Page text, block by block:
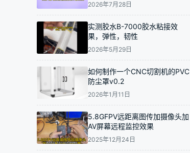
2026年7月28日
实测胶水B-7000胶水粘接效
果，弹性，韧性
2026年5月29日
如何制作一个CNC切割机的PVC
防尘罩v0.2
2026年1月11日
5.8GFPV远距离图传加摄像头加
AV屏幕远程监控效果
2025年12月24日